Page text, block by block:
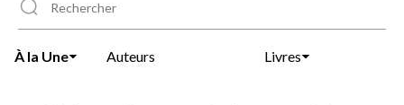
À la Une Auteurs Livres